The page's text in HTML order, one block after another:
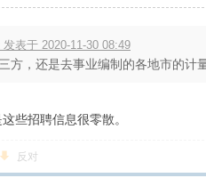
发表于 2020-11-30 08:49
方，还是去事业编制的各地市的计
些招聘信息很零散。
反对